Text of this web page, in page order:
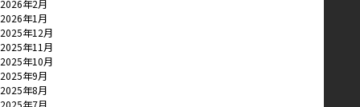
2026年2月
2026年1月
2025年12月
2025年11月
2025年10月
2025年9月
2025年8月
2025年7月